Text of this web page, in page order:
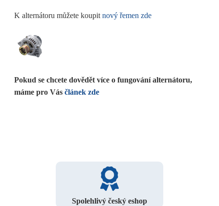
K alternátoru můžete koupit nový řemen zde
Pokud se chcete dovědět více o fungování alternátoru,
máme pro Vás článek zde
Spolehlivý český eshop